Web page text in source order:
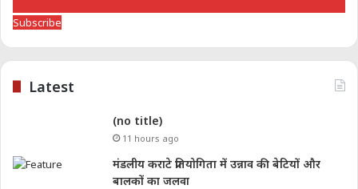
Subscribe
Latest
(no title)
11 hours ago
मंडलीय कराटे प्रतियोगिता में उन्नाव की बेटियों और
बालकों का जलवा